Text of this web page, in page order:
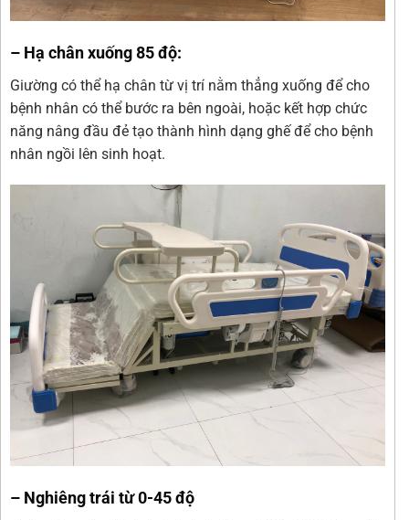
– Hạ chân xuống 85 độ:
Giường có thể hạ chân từ vị trí nằm thẳng xuống để cho
bệnh nhân có thể bước ra bên ngoài, hoặc kết hợp chức
năng nâng đầu đẻ tạo thành hình dạng ghế để cho bệnh
nhân ngồi lên sinh hoạt.
– Nghiêng trái từ 0-45 độ